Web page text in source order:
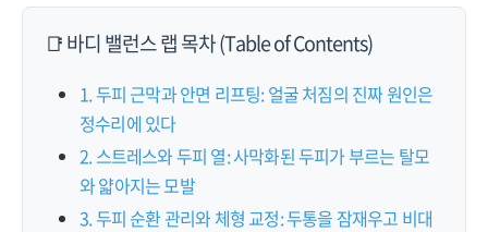
📑 바디 밸런스 랩 목차 (Table of Contents)
1. 두피 근막과 안면 리프팅: 얼굴 처짐의 진짜 원인은
정수리에 있다
2. 스트레스와 두피 열: 사막화된 두피가 부르는 탈모
와 얇아지는 모발
3. 두피 순환 관리와 체형 교정: 두통을 잠재우고 비대